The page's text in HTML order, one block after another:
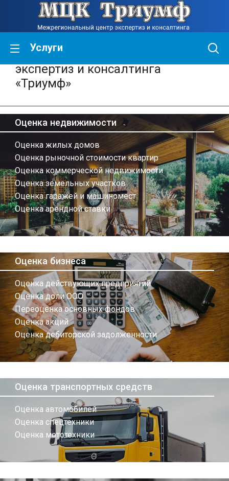
Услуги
Межрегиональный центр
экспертиз и консалтинга
«Триумф»
Оценка недвижимости
Оценка жилых домов
Оценка рыночной стоимости квартир
Оценка коммерческой недвижимости
Оценка земельных участков
Оценка гаражей и машиномест
Оценка арендной ставки
Оценка бизнеса
Оценка действующих предприятий
Оценка доли ООО
Переоценка основных фондов
Оценка акций
Оценка дебиторской задолженности
Оценка транспортных средств
Оценка автомобилей
Оценка спецтехники
Оценка мототехники